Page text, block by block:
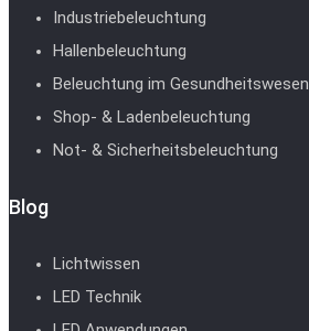
Industriebeleuchtung
Hallenbeleuchtung
Beleuchtung im Gesundheitswesen
Shop- & Ladenbeleuchtung
Not- & Sicherheitsbeleuchtung
Blog
Lichtwissen
LED Technik